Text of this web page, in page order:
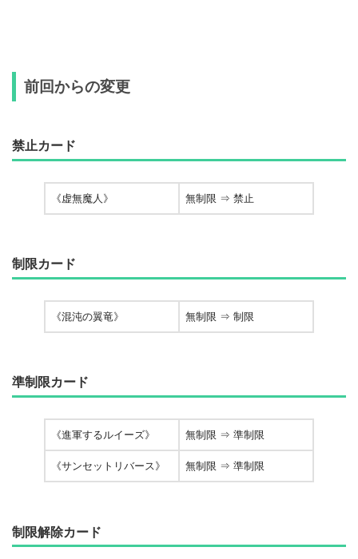
前回からの変更
禁止カード
《虚無魔人》 無制限 ⇒ 禁止
制限カード
《混沌の翼竜》 無制限 ⇒ 制限
準制限カード
《進軍するルイーズ》 無制限 ⇒ 準制限
《サンセットリバース》 無制限 ⇒ 準制限
制限解除カード